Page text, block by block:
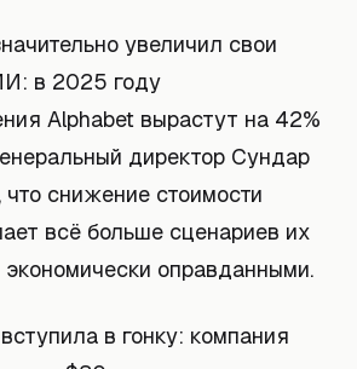
увеличил свои
в 2025 году
Alphabet вырастут на 42%
директор Сундар
что снижение стоимости
всё больше сценариев их
экономически оправданными.
в гонку: компания